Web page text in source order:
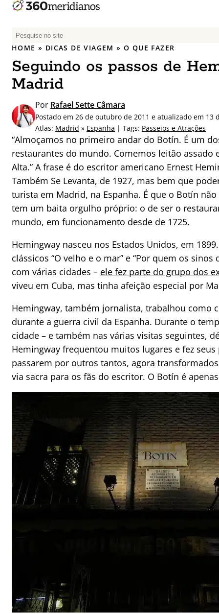
P
e
q
u
i
a
r
p
o
r
:
HOME » DICAS DE VIAGEM »O QUE FAZER
Seguindo os passos de
Madrid
Por Rafael Sette Câmara
Postado em 26 de outubro de 2011 e atualizado em 13
Atlas: Madrid » Espanha | Tags: Passeios e Atrações
“Almoçamos no primeiro andar do Botín. É um
restaurantes do mundo. Comemos leitão assado
Alta.” A frase é do escritor americano Ernest
Também Se Levanta, de 1927, mas bem que
turista em Madrid, na Espanha. É que o Botín
tem um baita orgulho próprio: o de ser o
mundo, em funcionamento desde de 1725.
Hemingway nasceu nos Estados Unidos, em
clássicos “O velho e o mar” e “Por quem os
com várias cidades – ele fez parte do grupo dos
viveu em Cuba, mas tinha afeição especial por
Hemingway, também jornalista, trabalhou como
durante a guerra civil da Espanha. Durante o
cidade – e também nas várias visitas seguintes,
Hemingway frequentou muitos lugares e fez seus
passarem por outros tantos, agora
via sacra para os fãs do escritor. O Botín é